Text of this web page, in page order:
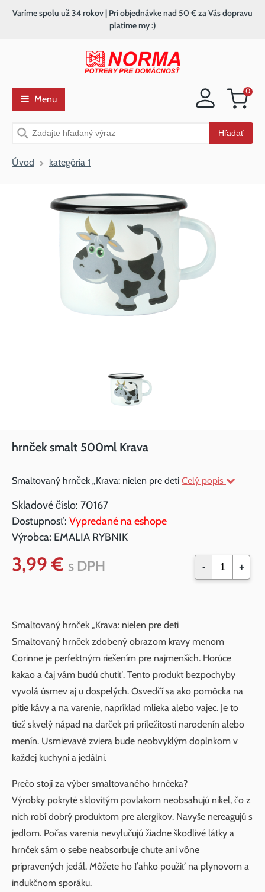
Nákupný
0
Vyhľadávanie Hľadať
Varíme spolu už 34 rokov | Pri objednávke nad 50 € za Vás dopravu
platíme my :)
Menu
Úvod kategória 1
hrnček smalt 500ml Krava
Smaltovaný hrnček „Krava: nielen pre deti Celý popis
Skladové číslo: 70167
Dostupnosť: Vypredané na eshope
Výrobca: EMALIA RYBNIK
3,99 € s DPH - +
Smaltovaný hrnček „Krava: nielen pre deti
Smaltovaný hrnček zdobený obrazom kravy menom
Corinne je perfektným riešením pre najmenších. Horúce
kakao a čaj vám budú chutiť. Tento produkt bezpochyby
vyvolá úsmev aj u dospelých. Osvedčí sa ako pomôcka na
pitie kávy a na varenie, napríklad mlieka alebo vajec. Je to
tiež skvelý nápad na darček pri príležitosti narodenín alebo
menín. Usmievavé zviera bude neobvyklým doplnkom v
každej kuchyni a jedálni.
Prečo stojí za výber smaltovaného hrnčeka?
Výrobky pokryté sklovitým povlakom neobsahujú nikel, čo z
nich robí dobrý produktom pre alergikov. Navyše nereagujú s
jedlom. Počas varenia nevylučujú žiadne škodlivé látky a
hrnček sám o sebe neabsorbuje chute ani vône
pripravených jedál. Môžete ho ľahko použiť na plynovom a
indukčnom sporáku.